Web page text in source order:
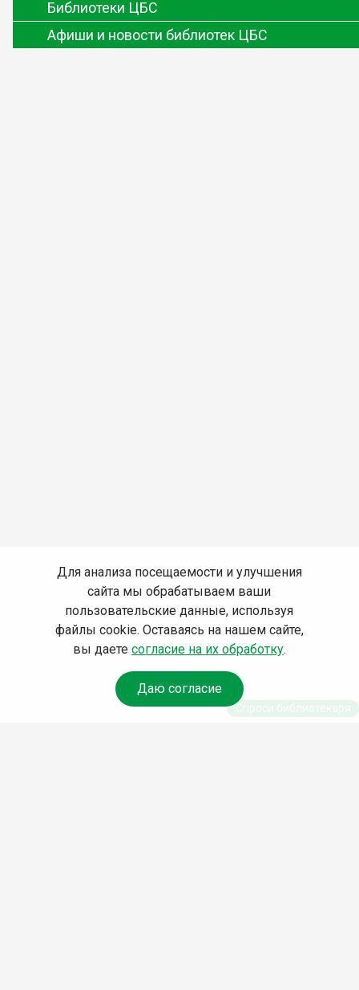
Библиотеки ЦБС
Афиши и новости библиотек ЦБС
Для анализа посещаемости и улучшения
сайта мы обрабатываем ваши
пользовательские данные, используя
файлы cookie. Оставаясь на нашем сайте,
вы даете согласие на их обработку.
Даю согласие
Спроси библиотекаря